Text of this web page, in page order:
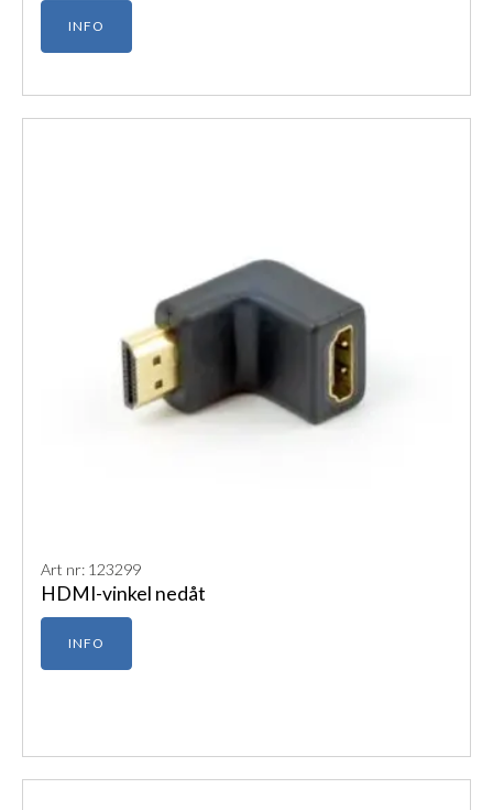
INFO
Art nr: 123299
HDMI-vinkel nedåt
INFO